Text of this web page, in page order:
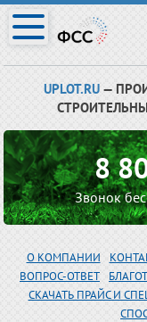
UPLOT.RU —
8
Звонок
О КОМПАНИИ
ВОПРОС-ОТВЕТ
СКАЧАТЬ ПРАЙС И